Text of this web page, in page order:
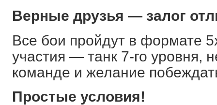
Верные друзья — залог
Все бои пройдут в формате
участия — танк 7-го уровня,
команде и желание
Простые условия!